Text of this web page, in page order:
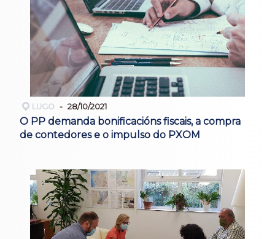
LUGO 28/10/2021
O PP demanda bonificacións fiscais, a compra
de contedores e o impulso do PXOM